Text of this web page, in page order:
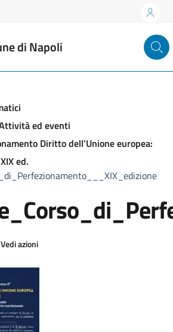
di Napoli
ed eventi
Diritto dell’Unione europea:
ed.
Vedi azioni